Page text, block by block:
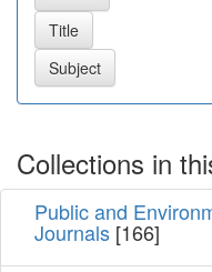
Collections in
Public and
Journals [166]